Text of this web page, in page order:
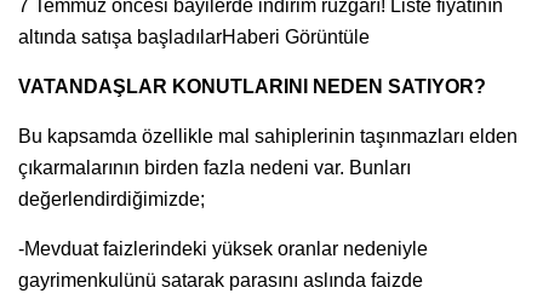
7 Temmuz öncesi bayilerde indirim rüzgarı! Liste fiyatının
altında satışa başladılarHaberi Görüntüle
VATANDAŞLAR KONUTLARINI NEDEN SATIYOR?
Bu kapsamda özellikle mal sahiplerinin taşınmazları elden
çıkarmalarının birden fazla nedeni var. Bunları
değerlendirdiğimizde;
-Mevduat faizlerindeki yüksek oranlar nedeniyle
gayrimenkulünü satarak parasını aslında faizde